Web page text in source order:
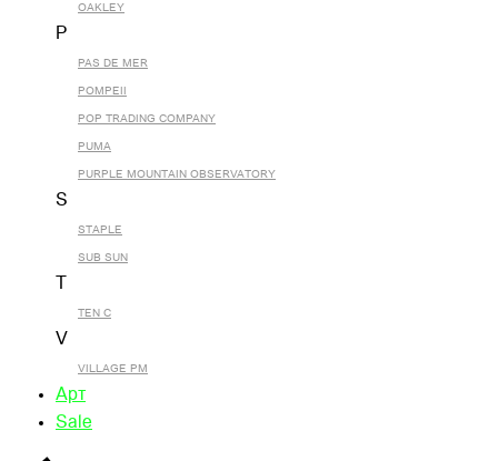
OAKLEY
P
PAS DE MER
POMPEII
POP TRADING COMPANY
PUMA
PURPLE MOUNTAIN OBSERVATORY
S
STAPLE
SUB SUN
TEN C
V
VILLAGE PM
Арт
Sale